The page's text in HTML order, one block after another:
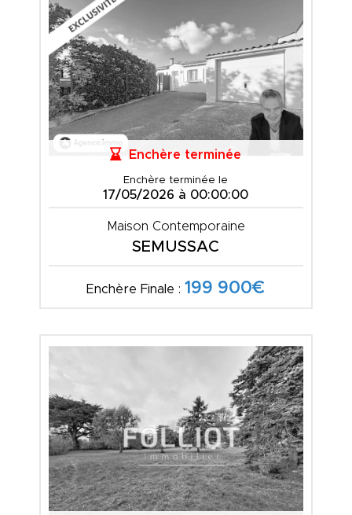
Enchère terminée
Enchère terminée le
17/05/2026 à 00:00:00
Maison Contemporaine
SEMUSSAC
Enchère Finale : 199 900€